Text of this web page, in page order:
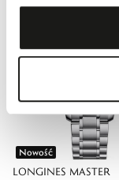
Nowość
LONGINES MASTER